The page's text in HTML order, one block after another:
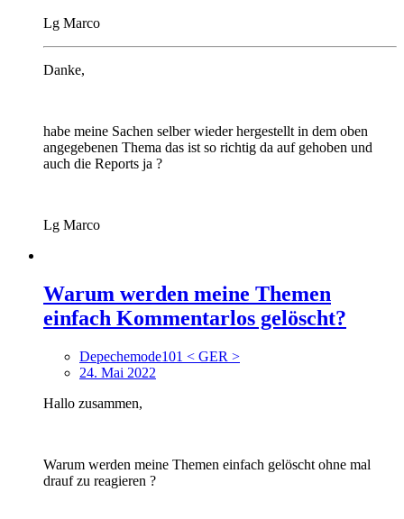
Lg Marco
Danke,
habe meine Sachen selber wieder hergestellt in dem oben
angegebenen Thema das ist so richtig da auf gehoben und
auch die Reports ja ?
Lg Marco
Warum werden meine Themen
einfach Kommentarlos gelöscht?
Depechemode101 < GER >
24. Mai 2022
Hallo zusammen,
Warum werden meine Themen einfach gelöscht ohne mal
drauf zu reagieren ?